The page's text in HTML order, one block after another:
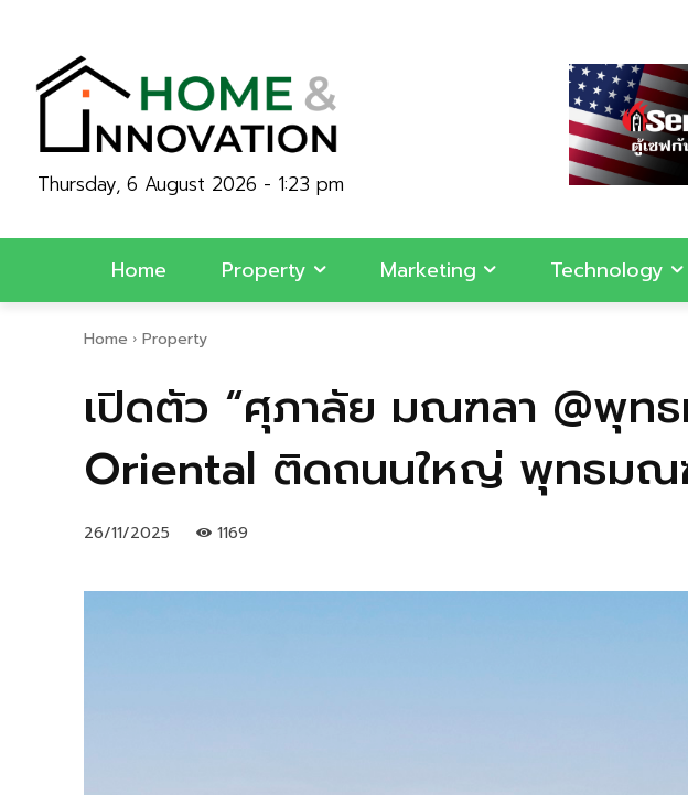
Thursday, 6 August 2026 - 1:23 pm
Home Property Marketing Technology
Home Property
เปิดตัว “ศุภาลัย มณฑลา @พุท
Oriental ติดถนนใหญ่ พุทธมณ
26/11/2025 1169